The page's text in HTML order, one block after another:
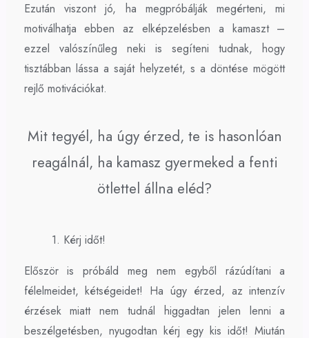
Ezután viszont jó, ha megpróbálják megérteni, mi
motiválhatja ebben az elképzelésben a kamaszt –
ezzel valószínűleg neki is segíteni tudnak, hogy
tisztábban lássa a saját helyzetét, s a döntése mögött
rejlő motivációkat.
Mit tegyél, ha úgy érzed, te is hasonlóan
reagálnál, ha kamasz gyermeked a fenti
ötlettel állna eléd?
1. Kérj időt!
Először is próbáld meg nem egyből rázúdítani a
félelmeidet, kétségeidet! Ha úgy érzed, az intenzív
érzések miatt nem tudnál higgadtan jelen lenni a
beszélgetésben, nyugodtan kérj egy kis időt! Miután